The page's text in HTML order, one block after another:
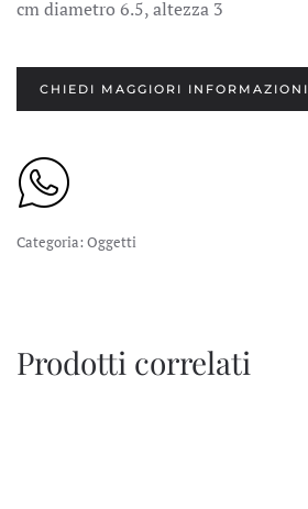
cm diametro 6.5, altezza 3
CHIEDI MAGGIORI INFORMAZIONI
Categoria: Oggetti
Prodotti correlati